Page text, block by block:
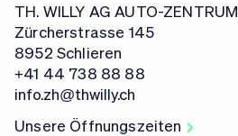
TH. WILLY AG AUTO-ZENTRUM
Zürcherstrasse 145
8952 Schlieren
+41 44 738 88 88
info.zh@thwilly.ch
Unsere Öffnungszeiten